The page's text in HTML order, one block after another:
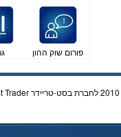
פורום שוק ההון